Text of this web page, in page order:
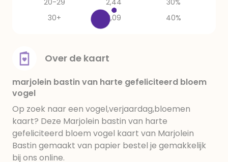
20-29
2,44
30%
30+
2,09 40%
Over de kaart
marjolein bastin van harte gefeliciteerd bloem
vogel
Op zoek naar een vogel,verjaardag,bloemen
kaart? Deze Marjolein bastin van harte
gefeliciteerd bloem vogel kaart van Marjolein
Bastin gemaakt van papier bestel je gemakkelijk
bij ons online.